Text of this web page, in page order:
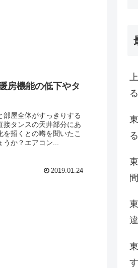
房機能の低下やタ
部屋全体がすっきりする
接タンスの天井部分にあ
招くとの噂を聞いたこ
うか？エアコン...
2019.01.24